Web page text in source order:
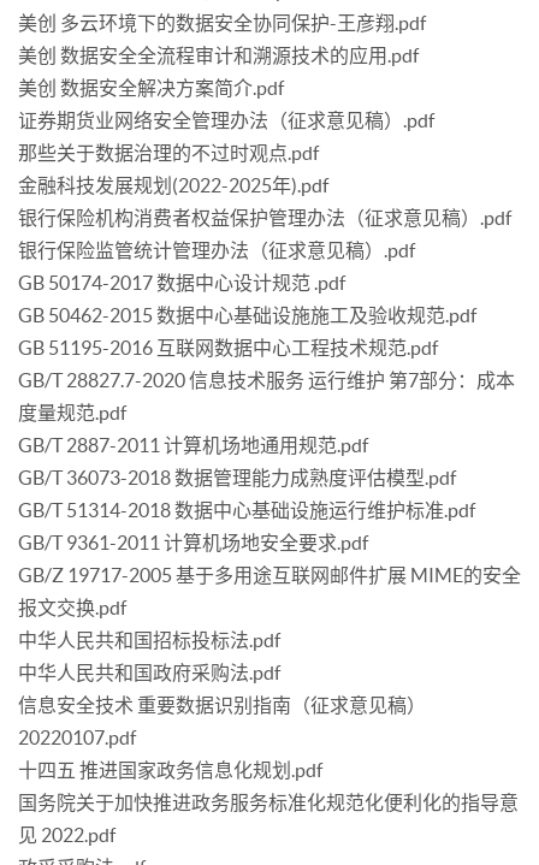
美创 多云环境下的数据安全协同保护-王彦翔.pdf
美创 数据安全全流程审计和溯源技术的应用.pdf
美创 数据安全解决方案简介.pdf
证券期货业网络安全管理办法（征求意见稿）.pdf
那些关于数据治理的不过时观点.pdf
金融科技发展规划(2022-2025年).pdf
银行保险机构消费者权益保护管理办法（征求意见稿）.pdf
银行保险监管统计管理办法（征求意见稿）.pdf
GB 50174-2017 数据中心设计规范 .pdf
GB 50462-2015 数据中心基础设施施工及验收规范.pdf
GB 51195-2016 互联网数据中心工程技术规范.pdf
GB/T 28827.7-2020 信息技术服务 运行维护 第7部分：成本
度量规范.pdf
GB/T 2887-2011 计算机场地通用规范.pdf
GB/T 36073-2018 数据管理能力成熟度评估模型.pdf
GB/T 51314-2018 数据中心基础设施运行维护标准.pdf
GB/T 9361-2011 计算机场地安全要求.pdf
GB/Z 19717-2005 基于多用途互联网邮件扩展 MIME的安全
报文交换.pdf
中华人民共和国招标投标法.pdf
中华人民共和国政府采购法.pdf
信息安全技术 重要数据识别指南（征求意见稿）
20220107.pdf
十四五 推进国家政务信息化规划.pdf
国务院关于加快推进政务服务标准化规范化便利化的指导意
见 2022.pdf